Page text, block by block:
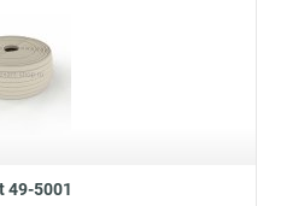
49-5001